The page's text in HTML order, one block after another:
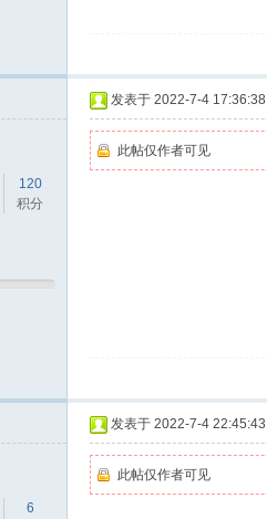
120
积分
发表于 2022-7-4 17:36:38
此帖仅作者可见
6
发表于 2022-7-4 22:45:43
此帖仅作者可见